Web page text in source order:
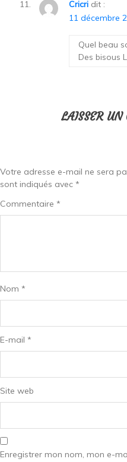
Cricri dit :
11 décembre
Quel beau
Des bisous
LAISSER
Votre adresse e-mail ne sera
sont indiqués avec *
Commentaire *
Nom *
E-mail *
Site web
Enregistrer mon nom, mon e-